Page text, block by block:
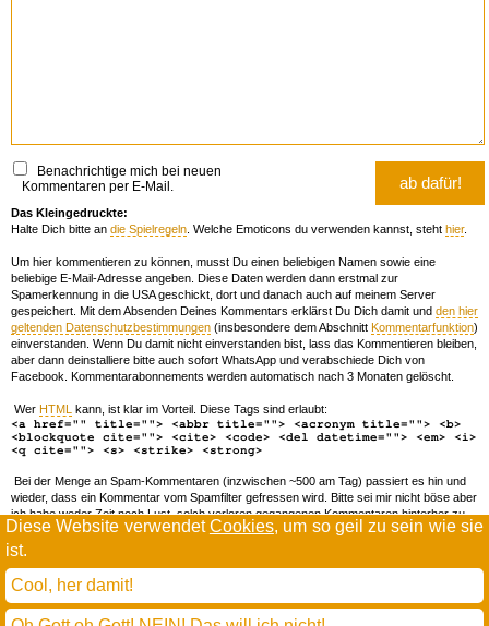
Diese Website verwendetCookies, um so geil zu sein wie sie
ist.
Cool, her damit!
Benachrichtige mich bei neuen
Kommentaren per E-Mail.
Das Kleingedruckte:
Halte Dich bitte an die Spielregeln . Welche Emoticons du verwenden kannst, steht hier.
Um hier kommentieren zu können, musst Du einen beliebigen Namen sowie eine
beliebige E-Mail-Adresse angeben. Diese Daten werden dann erstmal zur
Spamerkennung in die USA geschickt, dort und danach auch auf meinem Server
gespeichert. Mit dem Absenden Deines Kommentars erklärst Du Dich damit und den hier
geltenden Datenschutzbestimmungen (insbesondere dem Abschnitt Kommentarfunktion)
einverstanden. Wenn Du damit nicht einverstanden bist, lass das Kommentieren bleiben,
aber dann deinstalliere bitte auch sofort WhatsApp und verabschiede Dich von
Facebook. Kommentarabonnements werden automatisch nach 3 Monaten gelöscht.
Wer HTML kann, ist klar im Vorteil. Diese Tags sind erlaubt:
<a href="" title=""> <abbr title=""> <acronym title=""> <b>
<blockquote cite=""> <cite> <code> <del datetime=""> <em> <i>
<q cite=""> <s> <strike> <strong>
Bei der Menge an Spam-Kommentaren (inzwischen ~500 am Tag) passiert es hin und
wieder, dass ein Kommentar vom Spamfilter gefressen wird. Bitte sei mir nicht böse aber
ich habe weder Zeit noch Lust, solch verloren gegangenen Kommentaren hinterher zu
forschen. Wenn das öfters passiert, schreib' mir 'ne Mail damit ich dich whitelisten kann.
todamax rennt aufwordpress